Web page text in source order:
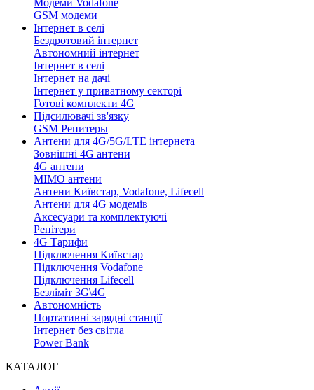
Модеми Vodafone
GSM модеми
Інтернет в селі
Бездротовий інтернет
Автономний інтернет
Інтернет в селі
Інтернет на дачі
Інтернет у приватному секторі
Готові комплекти 4G
Підсилювачі зв'язку
GSM Репитеры
Антени для 4G/5G/LTE інтернета
Зовнішні 4G антени
4G антени
MIMO антени
Антени Київстар, Vodafone, Lifecell
Антени для 4G модемів
Аксесуари та комплектуючі
Репітери
4G Тарифи
Підключення Київстар
Підключення Vodafone
Підключення Lifecell
Безліміт 3G\4G
Автономність
Портативні зарядні станції
Інтернет без світла
Power Bank
КАТАЛОГ